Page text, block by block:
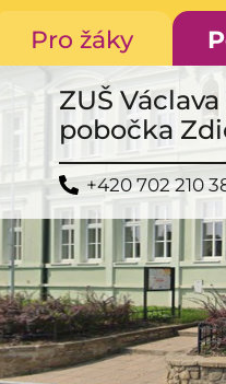
Pro žáky
ZUŠ
pobočka
+420 702 210